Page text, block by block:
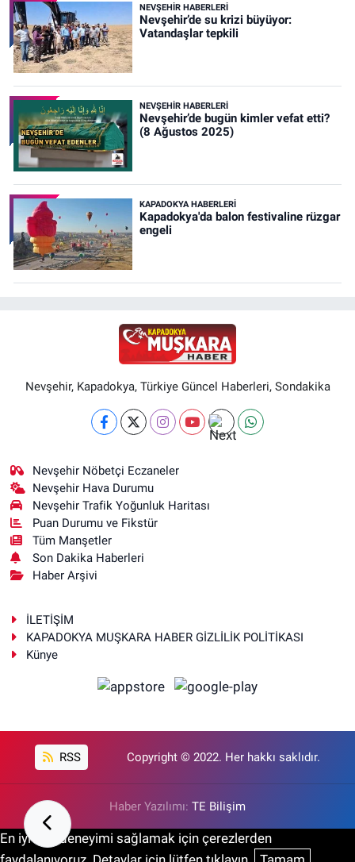
NEVŞEHIR HABERLERI
Nevşehir’de su krizi büyüyor:
Vatandaşlar tepkili
NEVŞEHIR HABERLERI
Nevşehir’de bugün kimler vefat etti?
(8 Ağustos 2025)
KAPADOKYA HABERLERI
Kapadokya'da balon festivaline rüzgar
engeli
Nevşehir, Kapadokya, Türkiye Güncel Haberleri, Sondakika
Nevşehir Nöbetçi Eczaneler
Nevşehir Hava Durumu
Nevşehir Trafik Yoğunluk Haritası
Puan Durumu ve Fikstür
Tüm Manşetler
Son Dakika Haberleri
Haber Arşivi
İLETİŞİM
KAPADOKYA MUŞKARA HABER GİZLİLİK POLİTİKASI
Künye
RSS Copyright © 2022. Her hakkı saklıdır.
Haber Yazılımı: TE Bilişim
En iyi site deneyimi sağlamak için çerezlerden